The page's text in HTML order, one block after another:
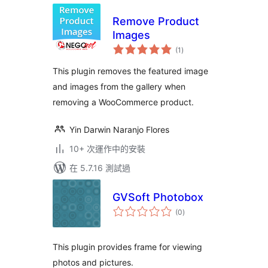
Remove Product
Images
(1 總
評)
This plugin removes the featured image
and images from the gallery when
removing a WooCommerce product.
Yin Darwin Naranjo Flores
10+ 次運作中的安裝
在 5.7.16 測試過
GVSoft Photobox
(0總
評)
This plugin provides frame for viewing
photos and pictures.